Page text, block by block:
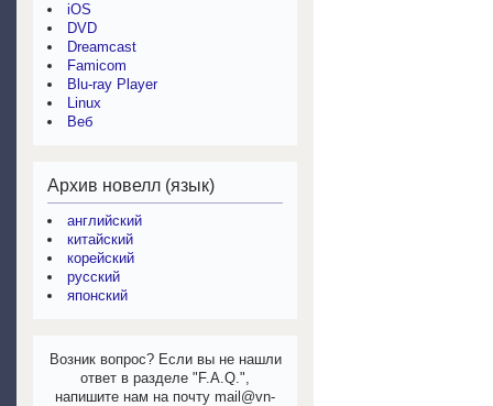
iOS
DVD
Dreamcast
Famicom
Blu-ray Player
Linux
Веб
Архив новелл (язык)
английский
китайский
корейский
русский
японский
Возник вопрос? Если вы не нашли
ответ в разделе "F.A.Q.",
напишите нам на почту mail@vn-